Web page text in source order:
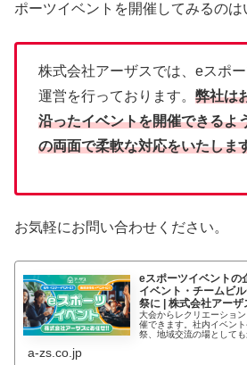
ポーツイベントを開催してみるのは
株式会社アーザスでは、eスポ
運営を行っております。 弊社は
沿ったイベントを開催できるよ
の両面で柔軟な対応をいたしま
お気軽にお問い合わせください。
eスポーツイベントの
イベント・チームビ
祭に | 株式会社アーザ
大会からレクリエーショ
催できます。社内イベン
祭、地域交流の場として
a-zs.co.jp